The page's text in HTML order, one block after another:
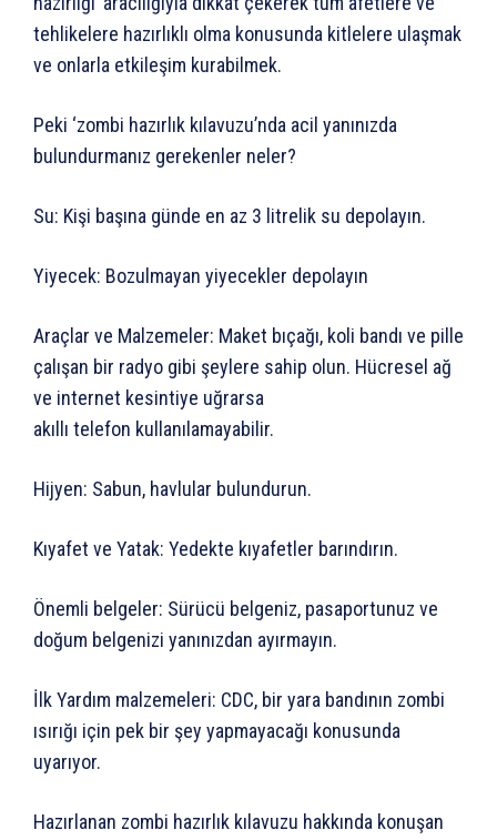
tehlikelere hazırlıklı olma konusunda kitlelere ulaşmak
ve onlarla etkileşim kurabilmek.
Peki ‘zombi hazırlık kılavuzu’nda acil yanınızda
bulundurmanız gerekenler neler?
Su: Kişi başına günde en az 3 litrelik su depolayın.
Yiyecek: Bozulmayan yiyecekler depolayın
Araçlar ve Malzemeler: Maket bıçağı, koli bandı ve pille
çalışan bir radyo gibi şeylere sahip olun. Hücresel ağ
ve internet kesintiye uğrarsa
akıllı telefon kullanılamayabilir.
Hijyen: Sabun, havlular bulundurun.
Kıyafet ve Yatak: Yedekte kıyafetler barındırın.
Önemli belgeler: Sürücü belgeniz, pasaportunuz ve
doğum belgenizi yanınızdan ayırmayın.
İlk Yardım malzemeleri: CDC, bir yara bandının zombi
ısırığı için pek bir şey yapmayacağı konusunda
uyarıyor.
Hazırlanan zombi hazırlık kılavuzu hakkında konuşan